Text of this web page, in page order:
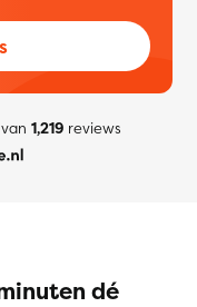
1,219reviews
dé